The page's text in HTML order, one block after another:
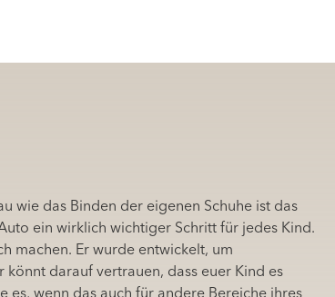
wie das Binden der eigenen Schuhe ist das
ein wirklich wichtiger Schritt für jedes Kind.
machen. Er wurde entwickelt, um
darauf vertrauen, dass euer Kind es